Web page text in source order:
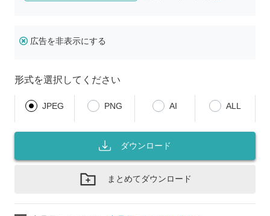
広告を非表示にする
形式を選択してください
JPEG PNG AI ALL
ダウンロード
まとめてダウンロード